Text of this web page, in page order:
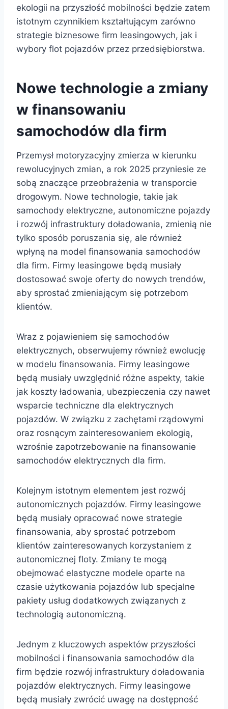
ekologii na przyszłość mobilności będzie zatem
istotnym czynnikiem kształtującym zarówno
strategie biznesowe firm leasingowych, jak i
wybory flot pojazdów przez przedsiębiorstwa.
Nowe technologie a zmiany
w finansowaniu
samochodów dla firm
Przemysł motoryzacyjny zmierza w kierunku
rewolucyjnych zmian, a rok 2025 przyniesie ze
sobą znaczące przeobrażenia w transporcie
drogowym. Nowe technologie, takie jak
samochody elektryczne, autonomiczne pojazdy
i rozwój infrastruktury doładowania, zmienią nie
tylko sposób poruszania się, ale również
wpłyną na model finansowania samochodów
dla firm. Firmy leasingowe będą musiały
dostosować swoje oferty do nowych trendów,
aby sprostać zmieniającym się potrzebom
klientów.
Wraz z pojawieniem się samochodów
elektrycznych, obserwujemy również ewolucję
w modelu finansowania. Firmy leasingowe
będą musiały uwzględnić różne aspekty, takie
jak koszty ładowania, ubezpieczenia czy nawet
wsparcie techniczne dla elektrycznych
pojazdów. W związku z zachętami rządowymi
oraz rosnącym zainteresowaniem ekologią,
wzrośnie zapotrzebowanie na finansowanie
samochodów elektrycznych dla firm.
Kolejnym istotnym elementem jest rozwój
autonomicznych pojazdów. Firmy leasingowe
będą musiały opracować nowe strategie
finansowania, aby sprostać potrzebom
klientów zainteresowanych korzystaniem z
autonomicznej floty. Zmiany te mogą
obejmować elastyczne modele oparte na
czasie użytkowania pojazdów lub specjalne
pakiety usług dodatkowych związanych z
technologią autonomiczną.
Jednym z kluczowych aspektów przyszłości
mobilności i finansowania samochodów dla
firm będzie rozwój infrastruktury doładowania
pojazdów elektrycznych. Firmy leasingowe
będą musiały zwrócić uwagę na dostępność